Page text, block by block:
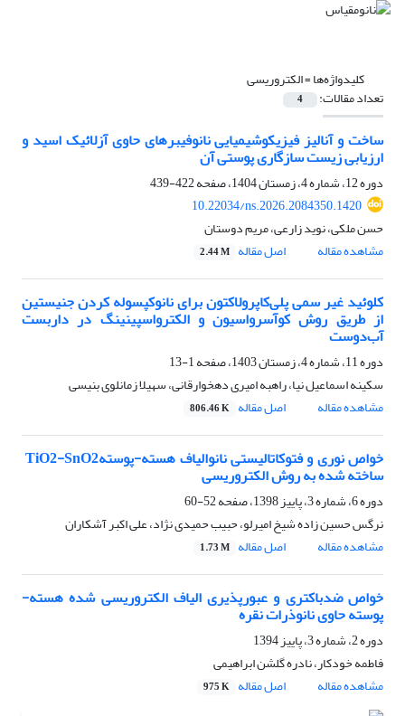
کلیدواژه‌ها =الکتروریسی
تعداد مقالات: 4
ساخت و آنالیز فیزیکوشیمیایی نانوفیبرهای حاوی آزلائیک اسید و
ارزیابی زیست سازگاری پوستی آن
دوره 12، شماره 4، زمستان 1404، صفحه
422-439
10.22034/ns.2026.2084350.1420
حسن ملکی، نوید زارعی، مریم دوستان
مشاهده مقاله
اصل مقاله 2.44 M
کلوئید غیر سمی پلی‌کاپرولاکتون برای نانوکپسوله کردن جنیستین
از طریق روش کوآسرواسیون و الکترواسپینینگ در داربست
آب‌دوست
دوره 11، شماره 4، زمستان 1403، صفحه
1-13
سکینه اسماعیل نیا، راهبه امیری دهخوارقانی، سهیلا زمانلوی بنیسی
مشاهده مقاله
اصل مقاله 806.46 K
خواص نوری و فتوکاتالیستی نانوالیاف هسته-پوسته‎ TiO2-SnO2
دوره 6، شماره 3، پاییز 1398، صفحه
52-60
نرگس حسین زاده شیخ امیرلو، حبیب حمیدی نژاد، علی اکبر آشکاران
مشاهده مقاله
اصل مقاله 1.73 M
خواص ضدباکتری و عبورپذیری الیاف الکتروریسی شده هسته-
پوسته حاوی نانوذرات نقره
دوره 2، شماره 3، پاییز 1394
فاطمه خودکار، نادره گلشن ابراهیمی
مشاهده مقاله
اصل مقاله 975 K